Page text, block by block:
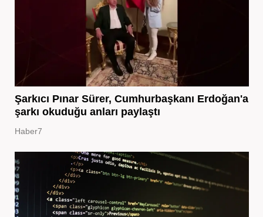
Şarkıcı Pınar Sürer, Cumhurbaşkanı Erdoğan'a
şarkı okuduğu anları paylaştı
Haber7